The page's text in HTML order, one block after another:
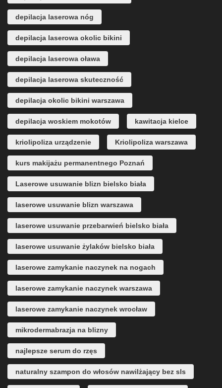
depilacja laserowa nóg
depilacja laserowa okolic bikini
depilacja laserowa oława
depilacja laserowa skuteczność
depilacja okolic bikini warszawa
depilacja woskiem mokotów kawitacja kielce
kriolipoliza urządzenie Kriolipoliza warszawa
kurs makijażu permanentnego Poznań
Laserowe usuwanie blizn bielsko biała
laserowe usuwanie blizn warszawa
laserowe usuwanie przebarwień bielsko biała
laserowe usuwanie żylaków bielsko biała
laserowe zamykanie naczynek na nogach
laserowe zamykanie naczynek warszawa
laserowe zamykanie naczynek wrocław
mikrodermabrazja na blizny
najlepsze serum do rzęs
naturalny szampon do włosów nawilżający bez sls